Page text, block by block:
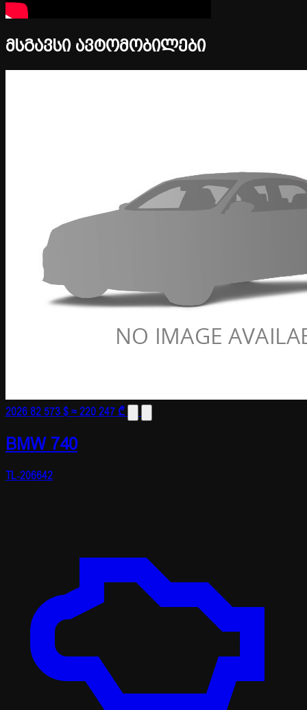
მსგავსი ავტომობილები
202682 573 $≈ 220 247 ₾
BMW 740
TL-206642